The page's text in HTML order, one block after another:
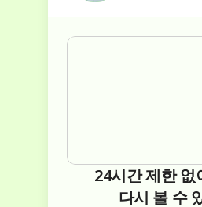
24시간 제한 없
다시 볼 수